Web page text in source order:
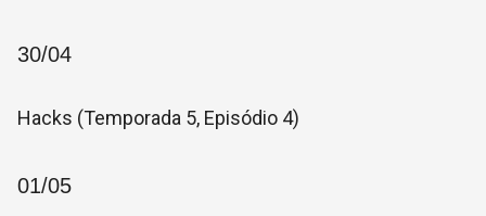
30/04
Hacks (Temporada 5, Episódio 4)
01/05